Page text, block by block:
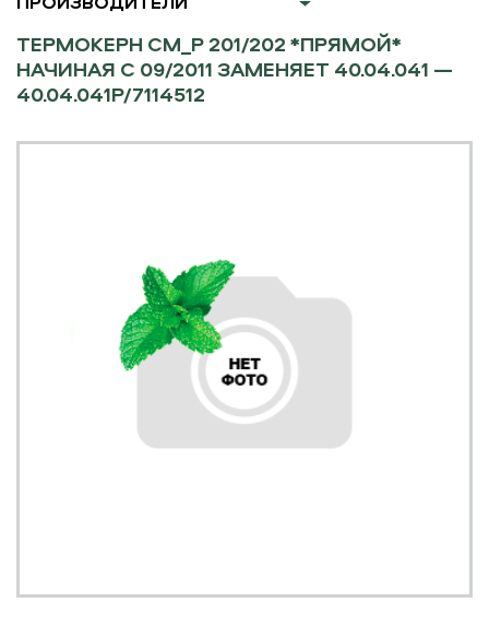
ТЕРМОКЕРН CM_P 201/202 *ПРЯМОЙ*
НАЧИНАЯ С 09/2011 ЗАМЕНЯЕТ 40.04.041 —
40.04.041P/7114512